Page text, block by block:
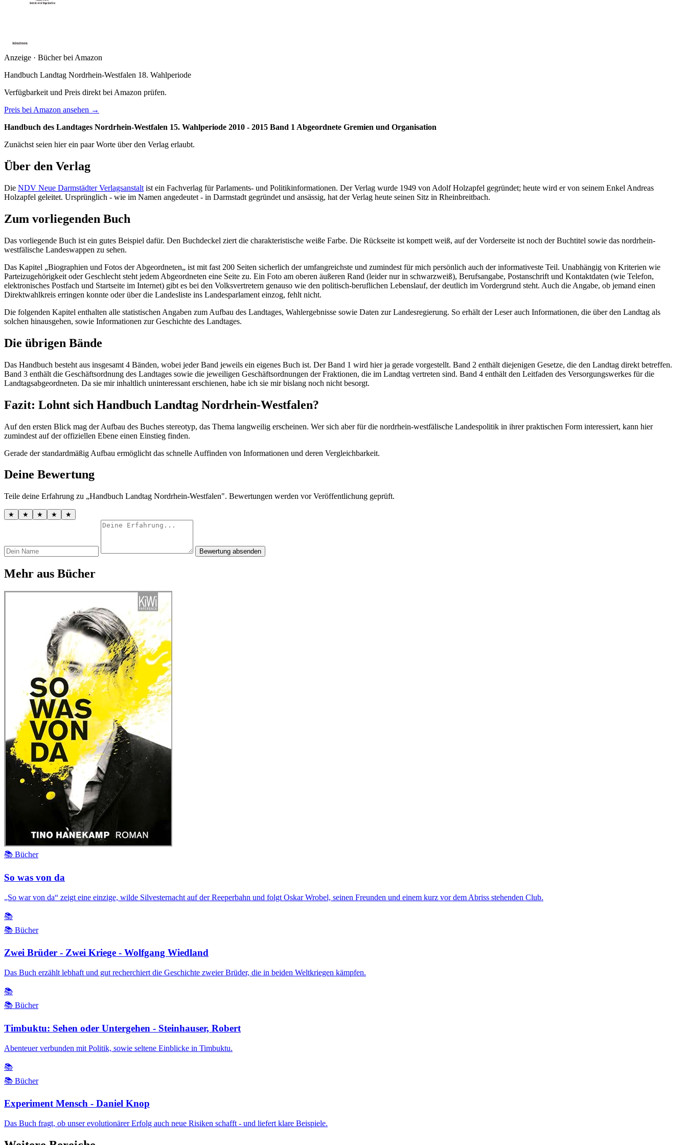
Anzeige · Bücher bei Amazon
Handbuch Landtag Nordrhein-Westfalen 18. Wahlperiode
Verfügbarkeit und Preis direkt bei Amazon prüfen.
Preis bei Amazon ansehen →
Handbuch des Landtages Nordrhein-Westfalen 15. Wahlperiode 2010 - 2015 Band 1 Abgeordnete Gremien und Organisation
Zunächst seien hier ein paar Worte über den Verlag erlaubt.
Über den Verlag
Die NDV Neue Darmstädter Verlagsanstalt ist ein Fachverlag für Parlaments- und Politikinformationen. Der Verlag wurde 1949 von Adolf Holzapfel gegründet; heute wird er von seinem Enkel Andreas
Holzapfel geleitet. Ursprünglich - wie im Namen angedeutet - in Darmstadt gegründet und ansässig, hat der Verlag heute seinen Sitz in Rheinbreitbach.
Zum vorliegenden Buch
Das vorliegende Buch ist ein gutes Beispiel dafür. Den Buchdeckel ziert die charakteristische weiße Farbe. Die Rückseite ist kompett weiß, auf der Vorderseite ist noch der Buchtitel sowie das nordrhein-
westfälische Landeswappen zu sehen.
Das Kapitel „Biographien und Fotos der Abgeordneten„ ist mit fast 200 Seiten sicherlich der umfangreichste und zumindest für mich persönlich auch der informativeste Teil. Unabhängig von Kriterien wie
Parteizugehörigkeit oder Geschlecht steht jedem Abgeordneten eine Seite zu. Ein Foto am oberen äußeren Rand (leider nur in schwarzweiß), Berufsangabe, Postanschrift und Kontaktdaten (wie Telefon,
elektronisches Postfach und Startseite im Internet) gibt es bei den Volksvertretern genauso wie den politisch-beruflichen Lebenslauf, der deutlich im Vordergrund steht. Auch die Angabe, ob jemand einen
Direktwahlkreis erringen konnte oder über die Landesliste ins Landesparlament einzog, fehlt nicht.
Die folgenden Kapitel enthalten alle statistischen Angaben zum Aufbau des Landtages, Wahlergebnisse sowie Daten zur Landesregierung. So erhält der Leser auch Informationen, die über den Landtag als
solchen hinausgehen, sowie Informationen zur Geschichte des Landtages.
Die übrigen Bände
Das Handbuch besteht aus insgesamt 4 Bänden, wobei jeder Band jeweils ein eigenes Buch ist. Der Band 1 wird hier ja gerade vorgestellt. Band 2 enthält diejenigen Gesetze, die den Landtag direkt betreffen.
Band 3 enthält die Geschäftsordnung des Landtages sowie die jeweiligen Geschäftsordnungen der Fraktionen, die im Landtag vertreten sind. Band 4 enthält den Leitfaden des Versorgungswerkes für die
Landtagsabgeordneten. Da sie mir inhaltlich uninteressant erschienen, habe ich sie mir bislang noch nicht besorgt.
Fazit: Lohnt sich Handbuch Landtag Nordrhein-Westfalen?
Auf den ersten Blick mag der Aufbau des Buches stereotyp, das Thema langweilig erscheinen. Wer sich aber für die nordrhein-westfälische Landespolitik in ihrer praktischen Form interessiert, kann hier
zumindest auf der offiziellen Ebene einen Einstieg finden.
Gerade der standardmäßig Aufbau ermöglicht das schnelle Auffinden von Informationen und deren Vergleichbarkeit.
Deine Bewertung
Teile deine Erfahrung zu „Handbuch Landtag Nordrhein-Westfalen". Bewertungen werden vor Veröffentlichung geprüft.
★ ★ ★ ★ ★
Bewertung absenden
Mehr aus Bücher
📚 Bücher
So was von da
„So war von da“ zeigt eine einzige, wilde Silvesternacht auf der Reeperbahn und folgt Oskar Wrobel, seinen Freunden und einem kurz vor dem Abriss stehenden Club.
📚
📚 Bücher
Zwei Brüder - Zwei Kriege - Wolfgang Wiedland
Das Buch erzählt lebhaft und gut recherchiert die Geschichte zweier Brüder, die in beiden Weltkriegen kämpfen.
📚
📚 Bücher
Timbuktu: Sehen oder Untergehen - Steinhauser, Robert
Abenteuer verbunden mit Politik, sowie seltene Einblicke in Timbuktu.
📚
📚 Bücher
Experiment Mensch - Daniel Knop
Das Buch fragt, ob unser evolutionärer Erfolg auch neue Risiken schafft - und liefert klare Beispiele.